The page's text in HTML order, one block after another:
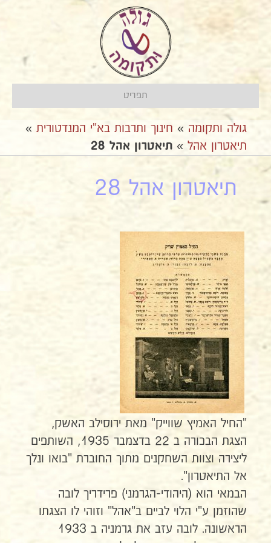
תפריט
גולה ותקומה » חינוך ותרבות בא"י המנדטורית »
תיאטרון אהל » תיאטרון אהל 28
תיאטרון אהל 28
"החיל האמיץ שווייק" מאת ירוסילב האשק,
הצגת הבכורה ב 22 בדצמבר 1935, השותפים
ליצירה וצוות השחקנים מתוך החוברת "בואו ונלך
אל התיאטרון".
הבמאי הוא (היהודי-הגרמני) פרידריך לובה
שהוזמן ע"י הלוי לביים ב"אהל" וזוהי לו הצגתו
הראשונה. לובה עזב את גרמניה ב 1933